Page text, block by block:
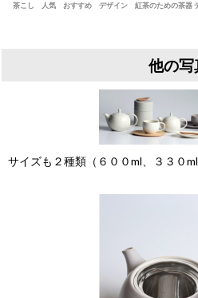
茶こし 人気 おすすめ デザイン 紅茶のための茶器
他の写
サイズも２種類（６００ml、３３０ml